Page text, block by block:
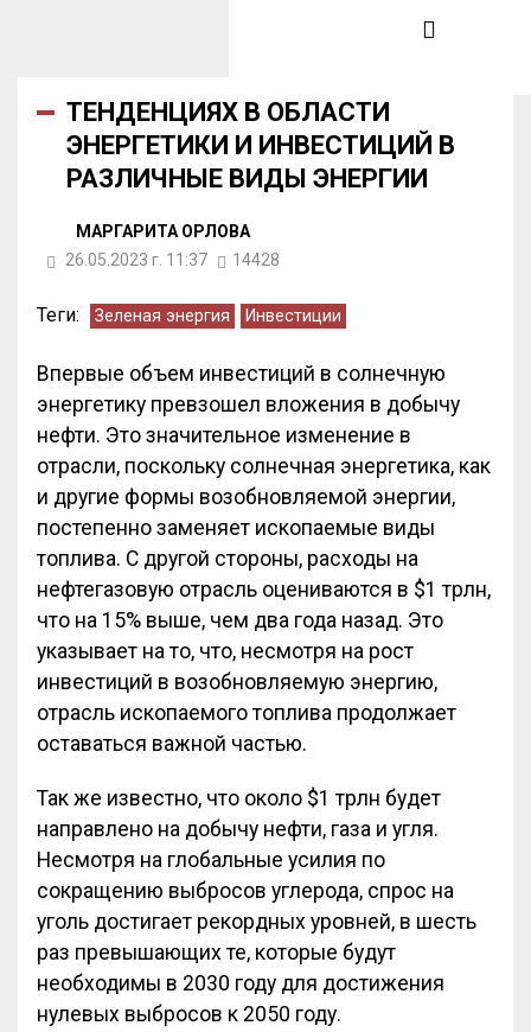
ТЕНДЕНЦИЯХ В ОБЛАСТИ
ЭНЕРГЕТИКИ И ИНВЕСТИЦИЙ В
РАЗЛИЧНЫЕ ВИДЫ ЭНЕРГИИ
МАРГАРИТА ОРЛОВА
26.05.2023 г. 11:37
14428
Теги: Зеленая энергия Инвестиции
Впервые объем инвестиций в солнечную
энергетику превзошел вложения в добычу
нефти. Это значительное изменение в
отрасли, поскольку солнечная энергетика, как
и другие формы возобновляемой энергии,
постепенно заменяет ископаемые виды
топлива. С другой стороны, расходы на
нефтегазовую отрасль оцениваются в $1 трлн,
что на 15% выше, чем два года назад. Это
указывает на то, что, несмотря на рост
инвестиций в возобновляемую энергию,
отрасль ископаемого топлива продолжает
оставаться важной частью.
Так же известно, что около $1 трлн будет
направлено на добычу нефти, газа и угля.
Несмотря на глобальные усилия по
сокращению выбросов углерода, спрос на
уголь достигает рекордных уровней, в шесть
раз превышающих те, которые будут
необходимы в 2030 году для достижения
нулевых выбросов к 2050 году.